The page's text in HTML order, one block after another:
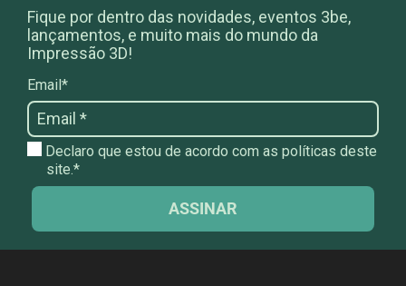
Fique por dentro das novidades, eventos 3be,
lançamentos, e muito mais do mundo da
Impressão 3D!
Email*
Declaro que estou de acordo com as políticas deste
site.*
ASSINAR